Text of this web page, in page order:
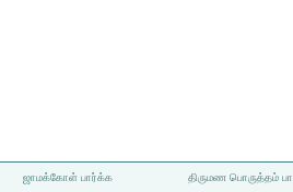
ஜாமக்கோள் பார்க்க திருமண பொருத்தம்